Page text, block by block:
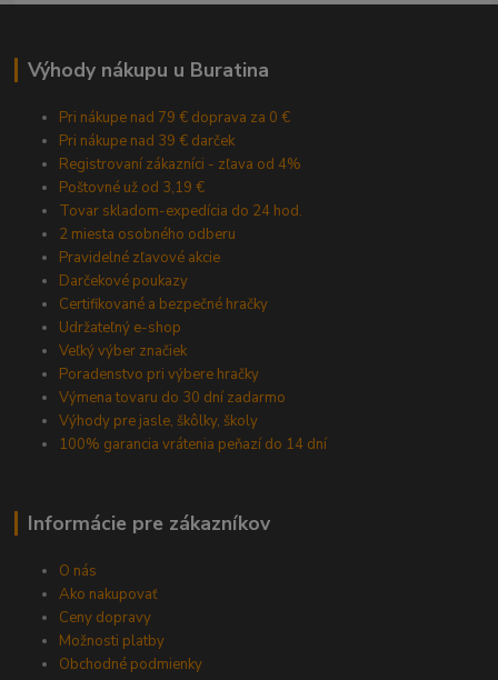
Výhody nákupu u Buratina
Pri nákupe nad 79 € doprava za 0 €
Pri nákupe nad 39 € darček
Registrovaní zákazníci - zľava od 4%
Poštovné už od 3,19 €
Tovar skladom-expedícia do 24 hod.
2 miesta osobného odberu
Pravidelné zľavové akcie
Darčekové poukazy
Certifikované a bezpečné hračky
Udržateľný e-shop
Veľký výber značiek
Poradenstvo pri výbere hračky
Výmena tovaru do 30 dní zadarmo
Výhody pre jasle, škôlky, školy
100% garancia vrátenia peňazí do 14 dní
Informácie pre zákazníkov
O nás
Ako nakupovať
Ceny dopravy
Možnosti platby
Obchodné podmienky